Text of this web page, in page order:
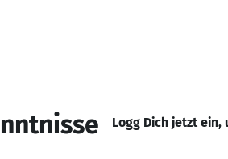
Logg Dich jetzt ein,